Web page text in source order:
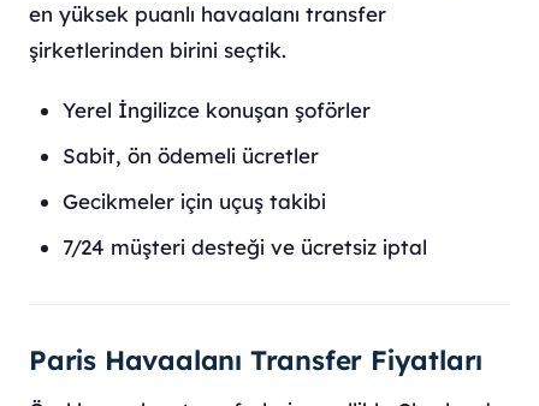
en yüksek puanlı havaalanı transfer
şirketlerinden birini seçtik.
Yerel İngilizce konuşan şoförler
Sabit, ön ödemeli ücretler
Gecikmeler için uçuş takibi
7/24 müşteri desteği ve ücretsiz iptal
Paris Havaalanı Transfer Fiyatları